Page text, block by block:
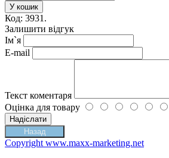
Код: 3931.
Залишити відгук
Ім`я
E-mail
Текст коментаря
Оцінка для товару
Copyright www.maxx-marketing.net